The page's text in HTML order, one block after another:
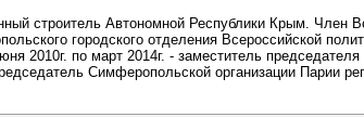
строитель Автономной Республики Крым. Член
городского отделения Всероссийской
2010г. по март 2014г. - заместитель
Симферопольской организации Парии